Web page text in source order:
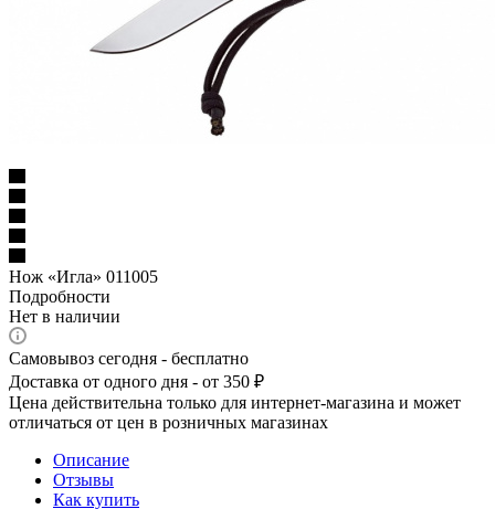
Нож «Игла» 011005
Подробности
Нет в наличии
Самовывоз сегодня - бесплатно
Доставка от одного дня - от 350 ₽
Цена действительна только для интернет-магазина и может
отличаться от цен в розничных магазинах
Описание
Отзывы
Как купить